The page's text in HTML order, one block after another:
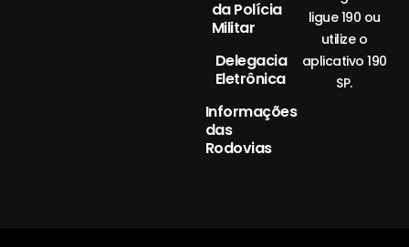
da Polícia
Militar
Delegacia
Eletrônica
Informações
das
Rodovias
ligue 190 ou
utilize o
aplicativo 190
SP.